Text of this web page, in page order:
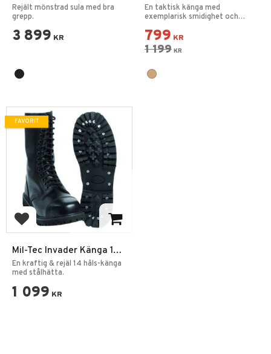
Leicht Hiking Kängor GTX
Rejält mönstrad sula med bra
grepp.
3 899 KR
Kängor Coyote
En taktisk känga med
exemplarisk smidighet och
799 KR
1 199 KR
Lägg till i favoriter
Mil-Tec Invader Känga 14-
hål Svart
En kraftig & rejäl 14 håls-känga
med stålhätta.
1 099 KR
FAVORIT